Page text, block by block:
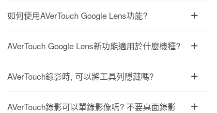
如何使用AVerTouch Google Lens功能?
AVerTouch Google Lens新功能適用於什麼機種?
AVerTouch錄影時, 可以將工具列隱藏嗎?
AVerTouch錄影可以單錄影像嗎? 不要桌面錄影